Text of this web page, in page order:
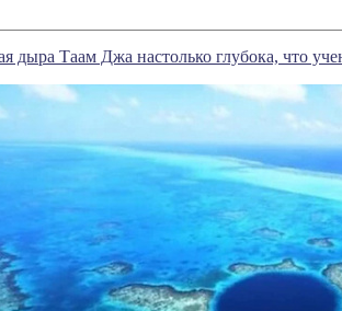
дыра Таам Джа настолько глубока, что